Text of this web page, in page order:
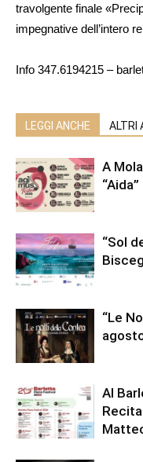
travolgente finale
impegnative dell’intero
Info 347.6194215 –
LEGGI ANCHE ALTRI
A
“Aida”
“Sol
“Le
Al